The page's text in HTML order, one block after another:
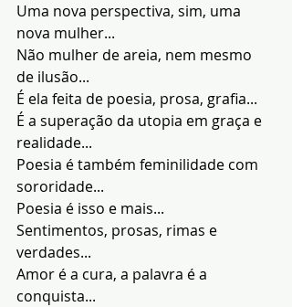
Uma nova perspectiva, sim, uma
nova mulher...
Não mulher de areia, nem mesmo
de ilusão...
É ela feita de poesia, prosa, grafia...
É a superação da utopia em graça e
realidade...
Poesia é também feminilidade com
sororidade...
Poesia é isso e mais...
Sentimentos, prosas, rimas e
verdades...
Amor é a cura, a palavra é a
conquista...